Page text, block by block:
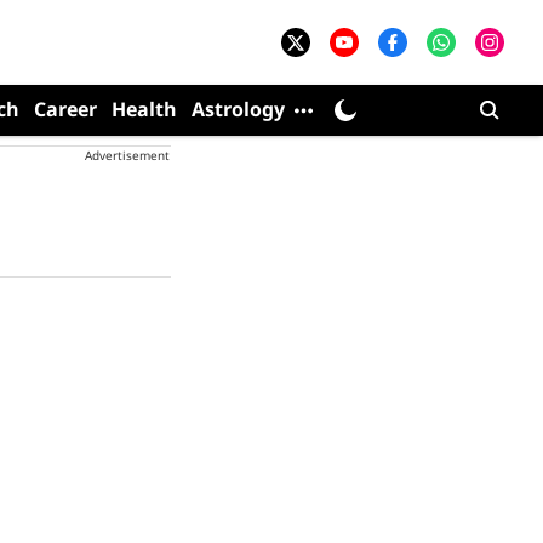
Career Health Astrology
Advertisement